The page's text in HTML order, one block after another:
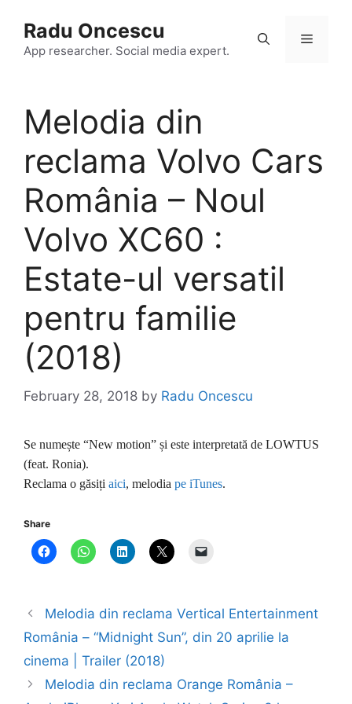
content
Radu Oncescu
App researcher. Social media expert.
Menu
Melodia din
reclama Volvo Cars
România – Noul
Volvo XC60 :
Estate-ul versatil
pentru familie
(2018)
February 28, 2018 by Radu Oncescu
Se numește “New motion” și este interpretată de LOWTUS
(feat. Ronia).
Reclama o găsiți aici, melodia pe iTunes.
Share
Melodia din reclama Vertical Entertainment
România – “Midnight Sun”, din 20 aprilie la
cinema | Trailer (2018)
Melodia din reclama Orange România –